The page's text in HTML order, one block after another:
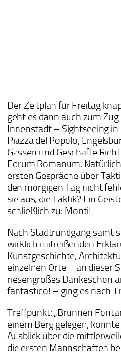
Der Zeitplan für Freitag
geht es dann auch zum
Innenstadt – Sightseeing in
Piazza del Popolo,
Gassen und Geschäfte
Forum Romanum.
ersten Gespräche über
den morgigen Tag nicht
sie aus, die Taktik? Ein
schließlich zu: Monti!
Nach Stadtrundgang samt
wirklich mitreißenden
Kunstgeschichte,
einzelnen Orte – an dieser
riesengroßes Dankeschön
fantastico! – ging es nach
Treffpunkt: „Brunnen
einem Berg gelegen,
Ausblick über die
die ersten Mannschaften